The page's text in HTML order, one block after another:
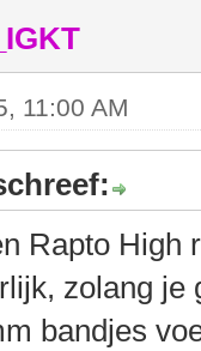
11:00 AM
Rapto High
zolang je
bandjes